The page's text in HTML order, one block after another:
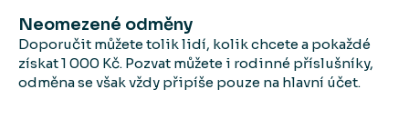
Neomezené odměny
Doporučit můžete tolik lidí, kolik chcete a pokaždé
získat 1 000 Kč. Pozvat můžete i rodinné příslušníky,
odměna se však vždy připíše pouze na hlavní účet.